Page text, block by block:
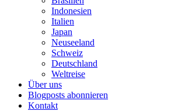
Indonesien
Italien
Japan
Neuseeland
Schweiz
Deutschland
Weltreise
Über uns
Blogposts abonnieren
Kontakt